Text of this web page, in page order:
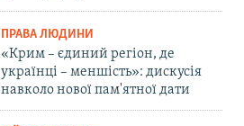
ПРАВА ЛЮДИНИ
«Крим – єдиний регіон, де
українці – меншість»: дискусія
навколо нової пам'ятної дати